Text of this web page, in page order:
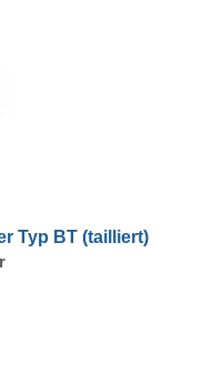
Typ BT (tailliert)